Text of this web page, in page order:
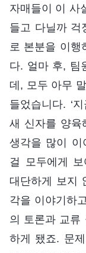
자매들이 이 사
들고 다닐까 걱
로 본분을 이행
다. 얼마 후, 팀
데, 모두 아무
들었습니다. ‘
새 신자를 양육
생각을 많이 이
걸 모두에게
대단하게 보지
각을 이야기하
의 토론과 교류
하게 됐죠. 문